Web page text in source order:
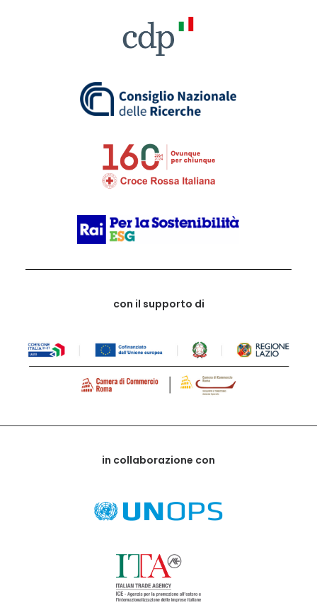
con il supporto di
in collaborazione con